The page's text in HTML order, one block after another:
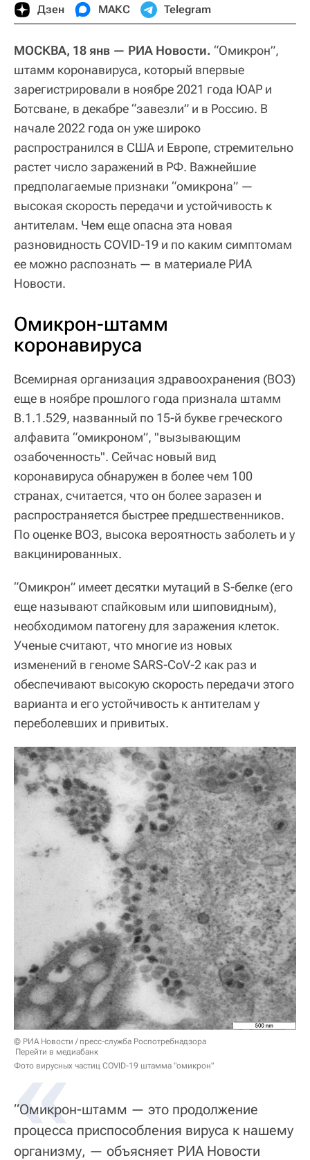
Дзен МАКС Telegram
МОСКВА, 18 янв — РИА Новости. “Омикрон”,
штамм коронавируса, который впервые
зарегистрировали в ноябре 2021 года ЮАР и
Ботсване, в декабре “завезли” и в Россию. В
начале 2022 года он уже широко
распространился в США и Европе, стремительно
растет число заражений в РФ. Важнейшие
предполагаемые признаки “омикрона” —
высокая скорость передачи и устойчивость к
антителам. Чем еще опасна эта новая
разновидность COVID-19 и по каким симптомам
ее можно распознать — в материале РИА
Новости.
Омикрон-штамм
коронавируса
Всемирная организация здравоохранения (ВОЗ)
еще в ноябре прошлого года признала штамм
B.1.1.529, названный по 15-й букве греческого
алфавита “омикроном”, "вызывающим
озабоченность". Сейчас новый вид
коронавируса обнаружен в более чем 100
странах, считается, что он более заразен и
распространяется быстрее предшественников.
По оценке ВОЗ, высока вероятность заболеть и у
вакцинированных.
“Омикрон” имеет десятки мутаций в S-белке (его
еще называют спайковым или шиповидным),
необходимом патогену для заражения клеток.
Ученые считают, что многие из новых
изменений в геноме SARS-CoV-2 как раз и
обеспечивают высокую скорость передачи этого
варианта и его устойчивость к антителам у
переболевших и привитых.
© РИА Новости / пресс-служба Роспотребнадзора
Перейти в медиабанк
Фото вирусных частиц COVID-19 штамма "омикрон"
«
“Омикрон-штамм — это продолжение
процесса приспособления вируса к нашему
организму, — объясняет РИА Новости